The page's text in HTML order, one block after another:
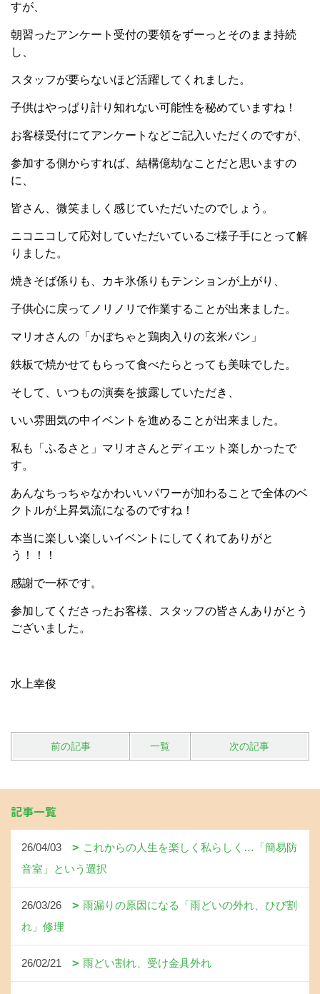
すが、
朝習ったアンケート受付の要領をずーっとそのまま持続
し、
スタッフが要らないほど活躍してくれました。
子供はやっぱり計り知れない可能性を秘めていますね！
お客様受付にてアンケートなどご記入いただくのですが、
参加する側からすれば、 結構億劫なことだと思いますの
に、
皆さん、微笑ましく感じていただいたのでしょう。
ニコニコして応対していただいているご様子手にとって解
りました。
焼きそば係りも、カキ氷係りもテンションが上がり、
子供心に戻ってノリノリで作業することが出来ました。
マリオさんの「かぼちゃと鶏肉入りの玄米パン」
鉄板で焼かせてもらって食べたらとっても美味でした。
そして、いつもの演奏を披露していただき、
いい雰囲気の中イベントを進めることが出来ました。
私も「ふるさと」マリオさんとディエット楽しかったで
す。
あんなちっちゃなかわいいパワーが加わることで全体のベ
クトルが上昇気流になるのですね！
本当に楽しい楽しいイベントにしてくれてありがと
う！！！
感謝で一杯です。
参加してくださったお客様、スタッフの皆さんありがとう
ございました。
水上幸俊
前の記事 一覧 次の記事
記事一覧
26/04/03
これからの人生を楽しく私らしく…「簡易防
音室」という選択
26/03/26
雨漏りの原因になる「雨どいの外れ、ひび割
れ」修理
26/02/21 雨どい割れ、受け金具外れ